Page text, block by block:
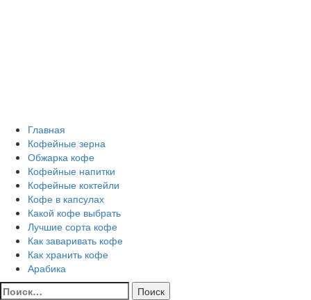
Главная
Кофейные зерна
Обжарка кофе
Кофейные напитки
Кофейные коктейли
Кофе в капсулах
Какой кофе выбрать
Лучшие сорта кофе
Как заваривать кофе
Как хранить кофе
Арабика
Найти: